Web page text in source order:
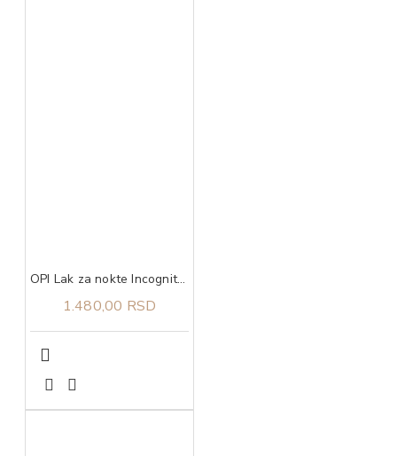
OPI Lak za nokte Incognito Mode
1.480,00 RSD